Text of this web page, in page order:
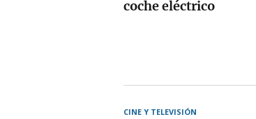
coche eléctrico
CINE Y TELEVISIÓN